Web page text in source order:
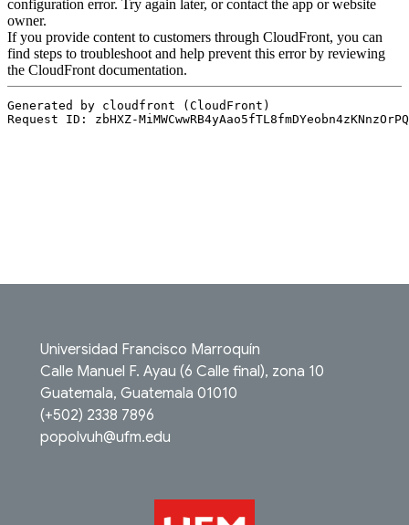
Universidad Francisco Marroquín
Calle Manuel F. Ayau (6 Calle final), zona 10
Guatemala, Guatemala 01010
(+502) 2338 7896
popolvuh@ufm.edu